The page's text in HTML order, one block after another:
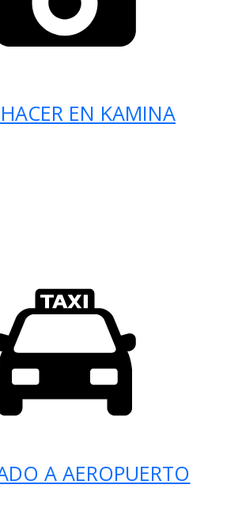
EN KAMINA
A AEROPUERTO